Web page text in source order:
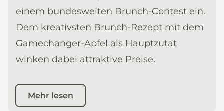
einem bundesweiten Brunch-Contest ein.
Dem kreativsten Brunch-Rezept mit dem
Gamechanger-Apfel als Hauptzutat
winken dabei attraktive Preise.
Mehr lesen